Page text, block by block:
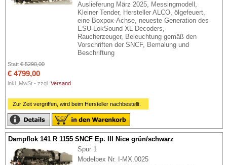
Auslieferung März 2025, Messingmodell,
Kleiner Tender, Hersteller ALCO, ölgefeuert,
eine Boxpox-Achse, neueste Generation des
ESU LokSound XL Decoders,
Raucherzeuger, Beleuchtung gemäß den
Vorschriften der SNCF, Bemalung und
Beschriftung
Statt € 5290,00
€ 4799,00
inkl. MwSt - zzgl. Versand
Zur Zeit vergriffen, wird beim Hersteller nachbestellt.
Dampflok 141 R 1155 SNCF Ep. III Nice grün/schwarz
Spur 1
Modelbex Nr. I-MX.0025